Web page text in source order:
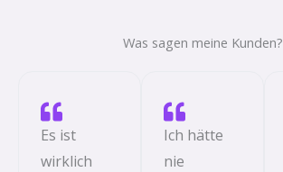
Was sagen meine Kunden?
Es ist
wirklich
Ich hätte
nie